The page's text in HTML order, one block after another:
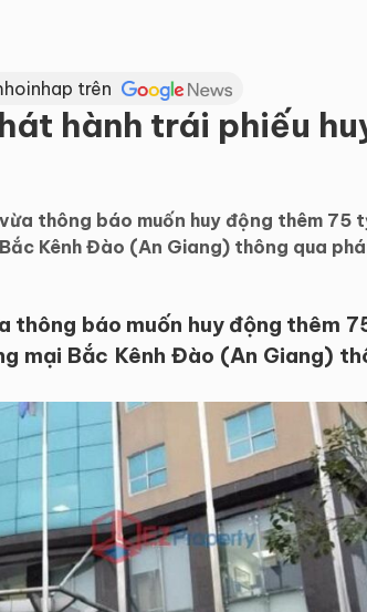
trên
hành trái phiếu
thông báo muốn huy động thêm 75
Kênh Đào (An Giang) thông qua
thông báo muốn huy động thêm
mại Bắc Kênh Đào (An Giang)